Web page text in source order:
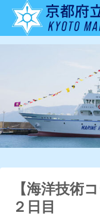
【海洋技術
２日目